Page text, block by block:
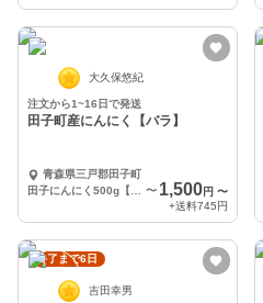
大久保悠紀
注文から1~16日で発送
田子町産にんにく【バラ】
青森県三戸郡田子町
〜 1,500円 〜
+送料745円
終了まで6日
吉田幸男